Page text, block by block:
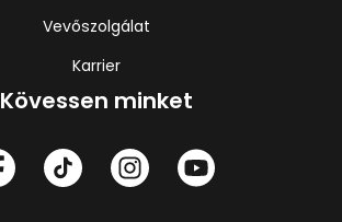
Vevőszolgálat
Karrier
Kövessen minket